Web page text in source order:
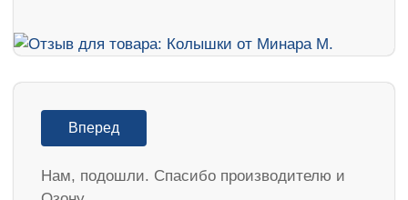
Вперед
Нам, подошли. Спасибо производителю и